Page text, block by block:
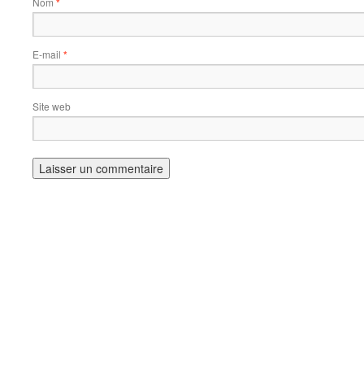
E-mail *
Site web